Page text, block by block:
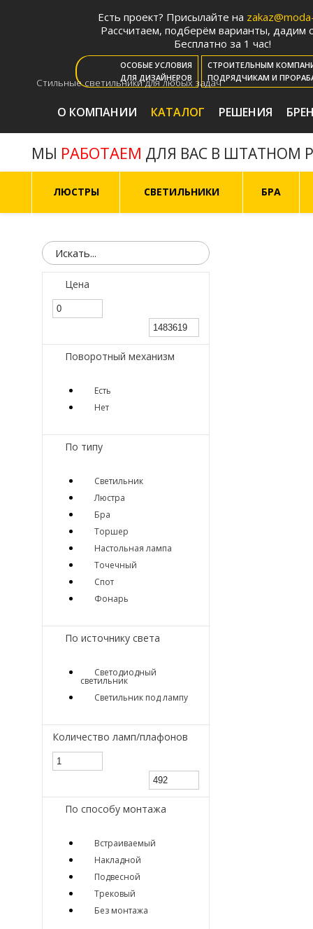
Есть проект? Присылайте на
Рассчитаем, подберём варианты, дадим
Бесплатно за 1 час!
ОСОБЫЕ УСЛОВИЯ
ДЛЯ ДИЗАЙНЕРОВ
СТРОИТЕЛЬНЫМ
ПОДРЯДЧИКАМ И
Стильные светильники для любых задач
О КОМПАНИИ КАТАЛОГ РЕШЕНИЯ
МЫ РАБОТАЕМ ДЛЯ ВАС В ШТАТНОМ
ЛЮСТРЫ СВЕТИЛЬНИКИ БРА
Цена
Поворотный механизм
Есть
Нет
По типу
Светильник
Люстра
Бра
Торшер
Настольная лампа
Точечный
Спот
Фонарь
По источнику света
Светодиодный
светильник
Светильник под лампу
Количество ламп/плафонов
По способу монтажа
Встраиваемый
Накладной
Подвесной
Трековый
Без монтажа